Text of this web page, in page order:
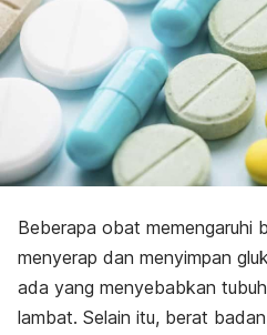
Beberapa obat memengaruhi
menyerap dan menyimpan
ada yang menyebabkan
lambat. Selain itu, berat